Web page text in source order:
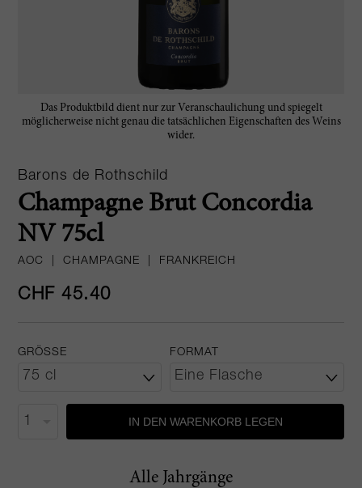
Das Produktbild dient nur zur Veranschaulichung und spiegelt
möglicherweise nicht genau die tatsächlichen Eigenschaften des Weins
wider.
Barons de Rothschild
Champagne Brut Concordia
NV 75cl
AOC CHAMPAGNE FRANKREICH
CHF 45.40
GRÖSSE FORMAT
IN DEN WARENKORB LEGEN
Alle Jahrgänge